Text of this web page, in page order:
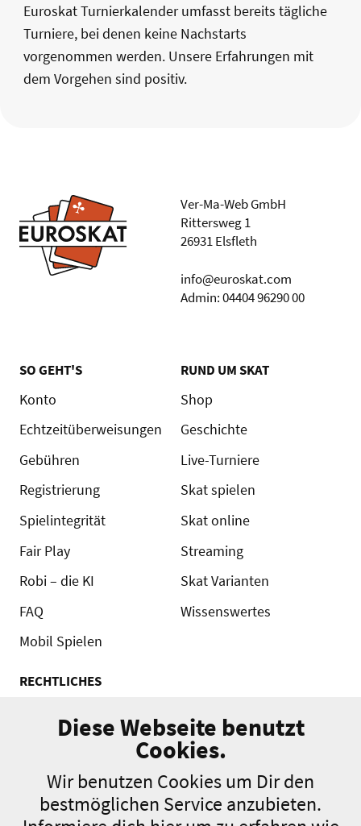
Euroskat Turnierkalender umfasst bereits tägliche
Turniere, bei denen keine Nachstarts
vorgenommen werden. Unsere Erfahrungen mit
dem Vorgehen sind positiv.
Ver-Ma-Web GmbH
Rittersweg 1
26931 Elsfleth
info@euroskat.com
Admin: 04404 96290 00
SO GEHT'S
Konto
Echtzeitüberweisungen
Gebühren
Registrierung
Spielintegrität
Fair Play
Robi – die KI
FAQ
Mobil Spielen
RUND UM SKAT
Shop
Geschichte
Live-Turniere
Skat spielen
Skat online
Streaming
Skat Varianten
Wissenswertes
RECHTLICHES
Turnierordnung
Datenschutz
Diese Webseite benutzt
Cookies.
Wir benutzen Cookies um Dir den
bestmöglichen Service anzubieten.